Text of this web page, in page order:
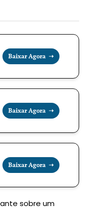
Baixar Agora ➝
Baixar Agora ➝
Baixar Agora ➝
sobre um